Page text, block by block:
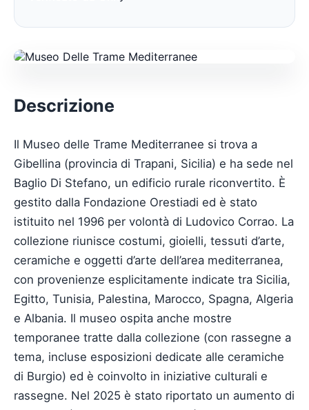
Descrizione
Il Museo delle Trame Mediterranee si trova a
Gibellina (provincia di Trapani, Sicilia) e ha sede nel
Baglio Di Stefano, un edificio rurale riconvertito. È
gestito dalla Fondazione Orestiadi ed è stato
istituito nel 1996 per volontà di Ludovico Corrao. La
collezione riunisce costumi, gioielli, tessuti d’arte,
ceramiche e oggetti d’arte dell’area mediterranea,
con provenienze esplicitamente indicate tra Sicilia,
Egitto, Tunisia, Palestina, Marocco, Spagna, Algeria
e Albania. Il museo ospita anche mostre
temporanee tratte dalla collezione (con rassegne a
tema, incluse esposizioni dedicate alle ceramiche
di Burgio) ed è coinvolto in iniziative culturali e
rassegne. Nel 2025 è stato riportato un aumento di